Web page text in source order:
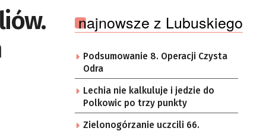
najnowsze z Lubuskiego
Podsumowanie 8. Operacji Czysta
Odra
Lechia nie kalkuluje i jedzie do
Polkowic po trzy punkty
Zielonogórzanie uczcili 66.